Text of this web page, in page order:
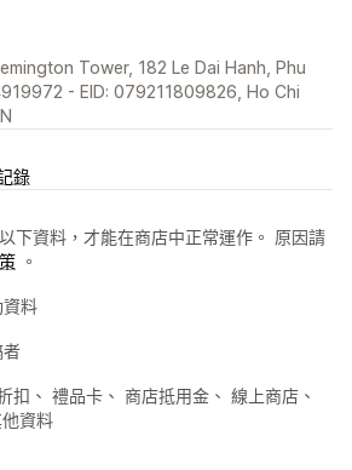
Tower, 182 Le Dai Hanh, Phu
- EID: 079211809826, Ho Chi
錄
下資料，才能在商店中正常運作。 原因請
。
料
者
扣、 禮品卡、 商店抵用金、 線上商店、
資料